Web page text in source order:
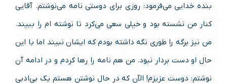
بنده خدایی می‌فرمود: روزی برای دوستی نامه می‌نوشتم. آقایی
کنار من نشسته بود و خیلی سعی می‌کرد تا نوشته ام را ببیند.
من نیز برگه را طوری نگه داشته بودم که ایشان نبیند اما با این
حال او دست بردار نبود. من هم نامه را رها کردم و در ادامه آن
نوشتم: دوست عزیزم! الآن که در حال نوشتن هستم یک بی‌ادبی